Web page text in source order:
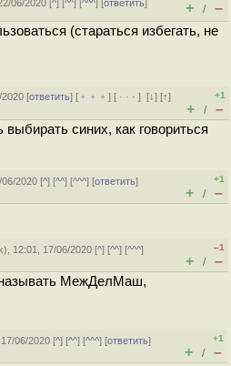
06/2020 [^] [^^] [^^^] [ответить]
+ / –
(стараться избегать, не
[ответить] [ ﹢﹢﹢] [ · · ·][↓] [↑]
+1
+ / –
синих, как говориться
2020 [^] [^^] [^^^] [ответить]
+1
+ / –
), 12:01, 17/06/2020 [^] [^^] [^^^]
–1
+ / –
называть МежДелМаш,
06/2020 [^] [^^] [^^^] [ответить]
+1
+ / –